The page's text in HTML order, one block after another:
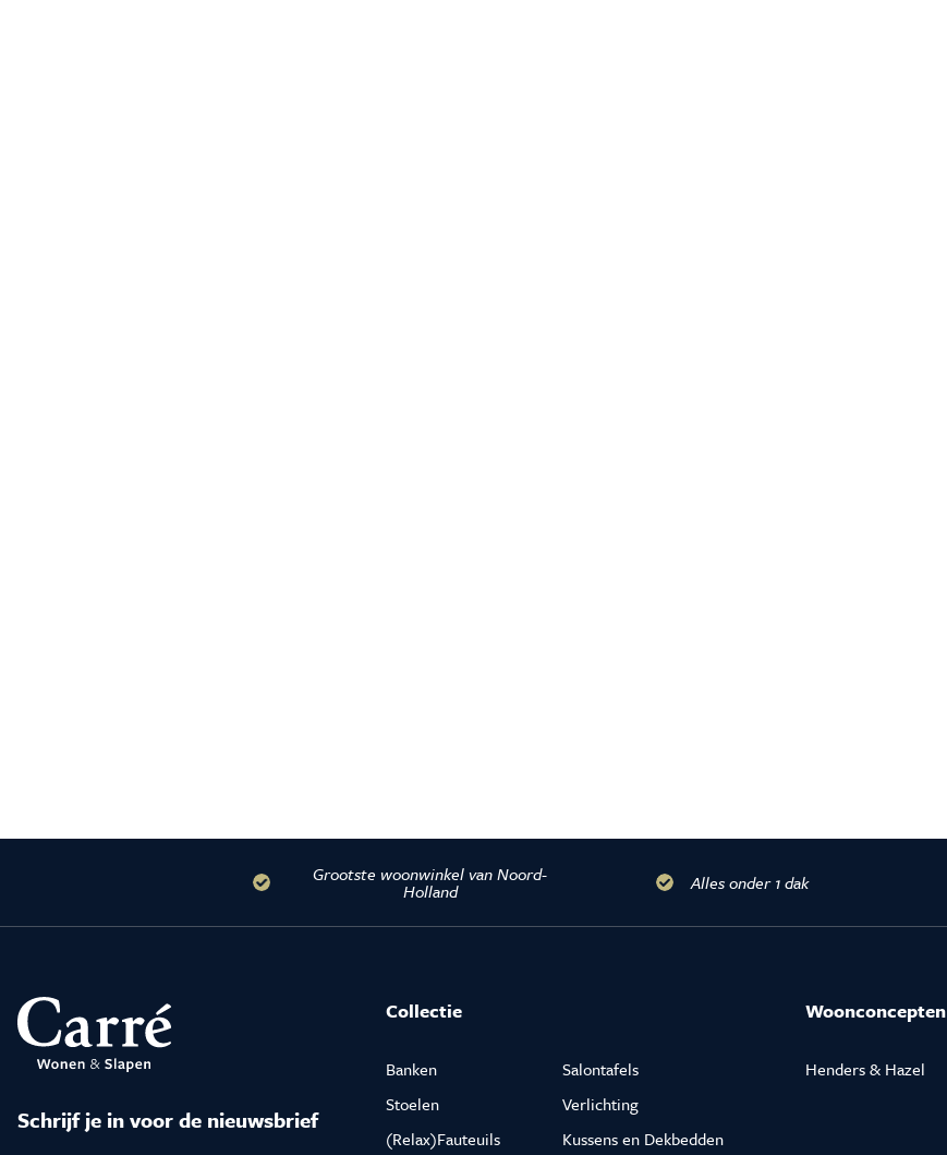
Grootste woonwinkel van Noord-
Holland Alles onder 1 dak
Schrijf je in voor de nieuwsbrief
Collectie
Banken
Stoelen
(Relax)Fauteuils
Salontafels
Verlichting
Kussens en Dekbedden
Woonconcepten
Henders & Hazel